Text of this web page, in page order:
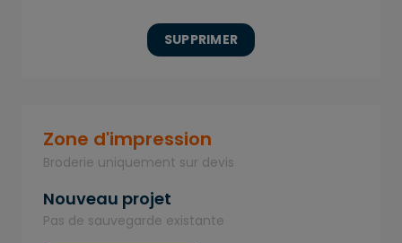
SUPPRIMER
Zone d'impression
Broderie uniquement sur devis
Nouveau projet
Pas de sauvegarde existante